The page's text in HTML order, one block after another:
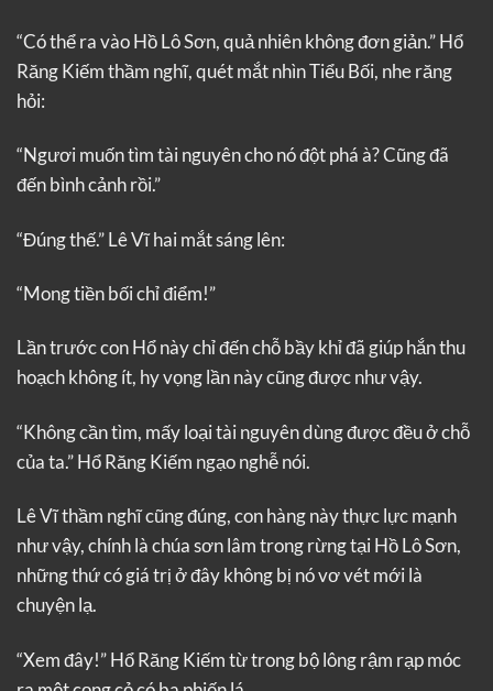
“Có thể ra vào Hồ Lô Sơn, quả nhiên không đơn giản.” Hổ
Răng Kiếm thầm nghĩ, quét mắt nhìn Tiểu Bối, nhe răng
hỏi:
“Ngươi muốn tìm tài nguyên cho nó đột phá à? Cũng đã
đến bình cảnh rồi.”
“Đúng thế.” Lê Vĩ hai mắt sáng lên:
“Mong tiền bối chỉ điểm!”
Lần trước con Hổ này chỉ đến chỗ bầy khỉ đã giúp hắn thu
hoạch không ít, hy vọng lần này cũng được như vậy.
“Không cần tìm, mấy loại tài nguyên dùng được đều ở chỗ
của ta.” Hổ Răng Kiếm ngạo nghễ nói.
Lê Vĩ thầm nghĩ cũng đúng, con hàng này thực lực mạnh
như vậy, chính là chúa sơn lâm trong rừng tại Hồ Lô Sơn,
những thứ có giá trị ở đây không bị nó vơ vét mới là
chuyện lạ.
“Xem đây!” Hổ Răng Kiếm từ trong bộ lông rậm rạp móc